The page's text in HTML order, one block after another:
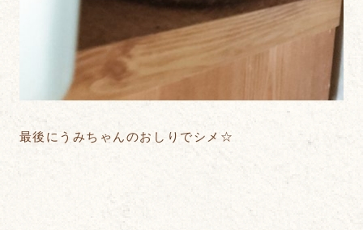
最後にうみちゃんのおしりでシメ☆